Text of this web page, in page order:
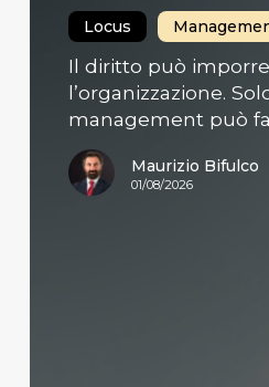
diritto
imporre
l’organizzazione.
management
Locus
Il diritto può imporre
l’organizzazione.
management può
Maurizio Bifulco
01/08/2026